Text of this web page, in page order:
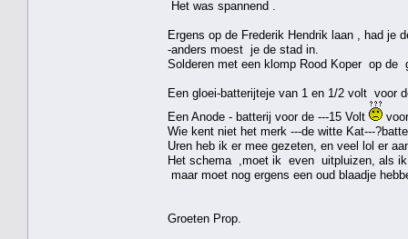
Het was spannend .
Ergens op de Frederik Hendrik laan , had je
-anders moest je de stad in.
Solderen met een klomp Rood Koper op de
Een gloei-batterijteje van 1 en 1/2 volt voor
Een Anode - batterij voor de ---15 Volt
Wie kent niet het merk ---de witte Kat---
Uren heb ik er mee gezeten, en veel lol er
Het schema ,moet ik even uitpluizen, als
maar moet nog ergens een oud blaadje
Groeten Prop.